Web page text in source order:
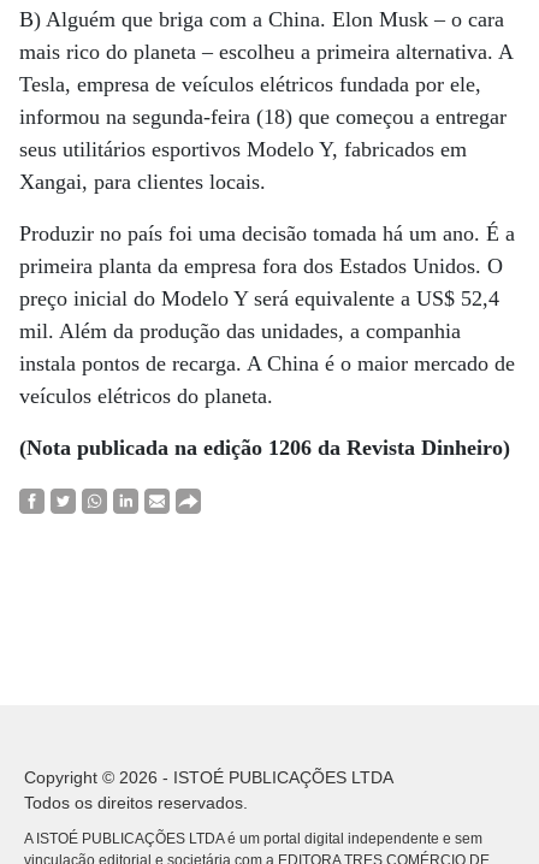
B) Alguém que briga com a China. Elon Musk – o cara
mais rico do planeta – escolheu a primeira alternativa. A
Tesla, empresa de veículos elétricos fundada por ele,
informou na segunda-feira (18) que começou a entregar
seus utilitários esportivos Modelo Y, fabricados em
Xangai, para clientes locais.
Produzir no país foi uma decisão tomada há um ano. É a
primeira planta da empresa fora dos Estados Unidos. O
preço inicial do Modelo Y será equivalente a US$ 52,4
mil. Além da produção das unidades, a companhia
instala pontos de recarga. A China é o maior mercado de
veículos elétricos do planeta.
(Nota publicada na edição 1206 da Revista Dinheiro)
Copyright © 2026 - ISTOÉ PUBLICAÇÕES LTDA
Todos os direitos reservados.
A ISTOÉ PUBLICAÇÕES LTDA é um portal digital independente e sem
vinculação editorial e societária com a EDITORA TRES COMÉRCIO DE